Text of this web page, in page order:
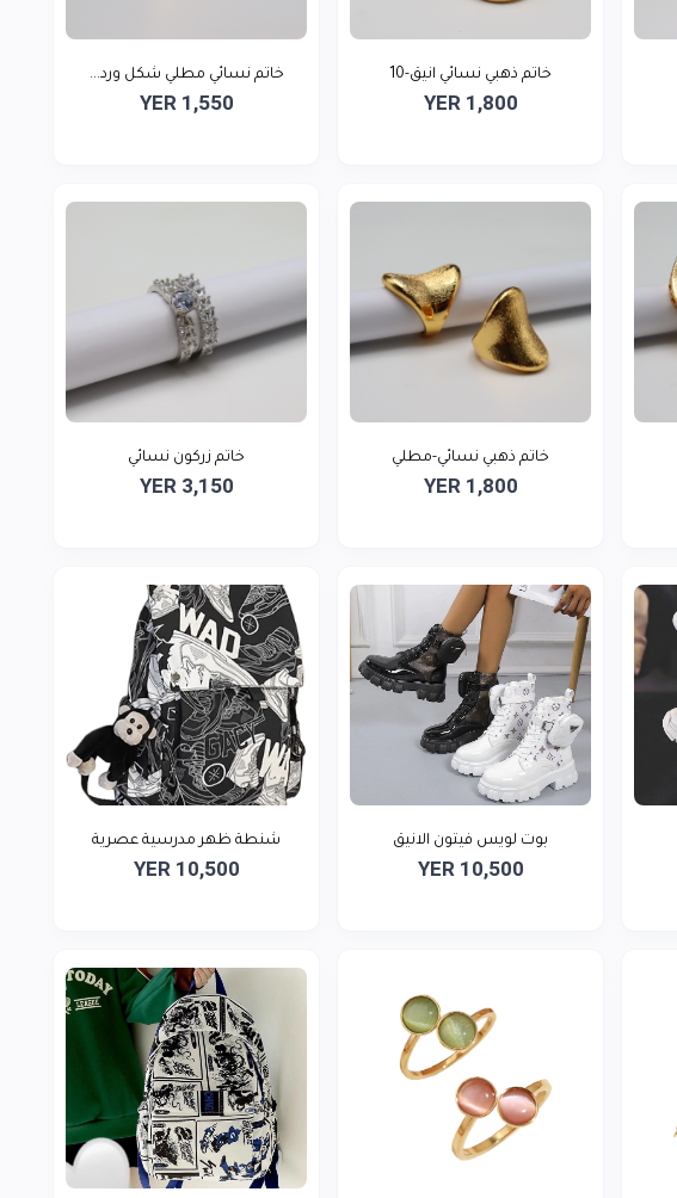
خاتم ذهبي نسائي انيق-10
YER 1,800
خاتم نسائي مطلي شكل ورد...
YER 1,550
خاتم ذهبي نسائي-مطلي
YER 1,800
خاتم زركون نسائي
YER 3,150
بوت لويس فيتون الانيق
YER 10,500
شنطة ظهر مدرسية عصرية
YER 10,500